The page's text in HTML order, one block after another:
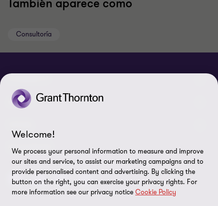
También aparece como
Consultoría
Nuestra gente
Nuestras Oficinas
ABOUT
Exención de responsabilidades
Política de Privacidad
Certificado LSQA
SEGUINOS
Welcome!
We process your personal information to measure and improve
our sites and service, to assist our marketing campaigns and to
provide personalised content and advertising. By clicking the
button on the right, you can exercise your privacy rights. For
more information see our privacy notice Cookie Policy